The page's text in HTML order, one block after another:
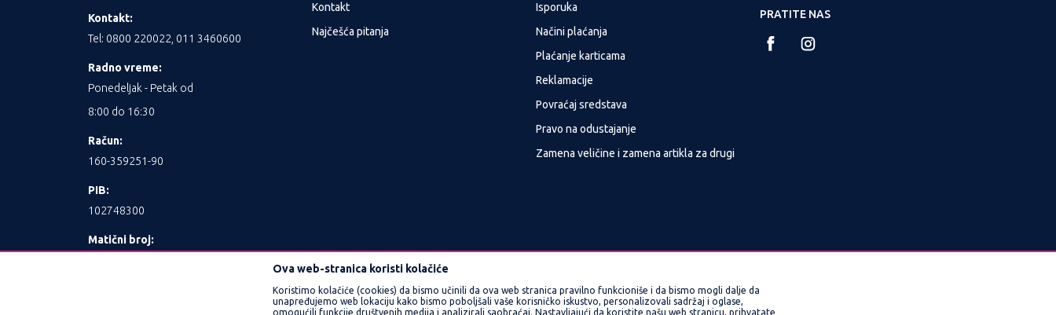
Kontakt:
Tel: 0800 220022, 011 3460600
Radno vreme:
Ponedeljak - Petak od
8:00 do 16:30
Račun:
160-359251-90
PIB:
102748300
Matični broj:
Kontakt
Najčešća pitanja
Isporuka
Načini plaćanja
Plaćanje karticama
Reklamacije
Povraćaj sredstava
Pravo na odustajanje
Zamena veličine i zamena artikla za drugi
PRATITE NAS
Ova web-stranica koristi kolačiće
Koristimo kolačiće (cookies) da bismo učinili da ova web stranica pravilno funkcioniše i da bismo mogli dalje da
unapređujemo web lokaciju kako bismo poboljšali vaše korisničko iskustvo, personalizovali sadržaj i oglase,
omogućili funkcije društvenih medija i analizirali saobraćaj. Nastavljajući da koristite našu web stranicu, prihvatate